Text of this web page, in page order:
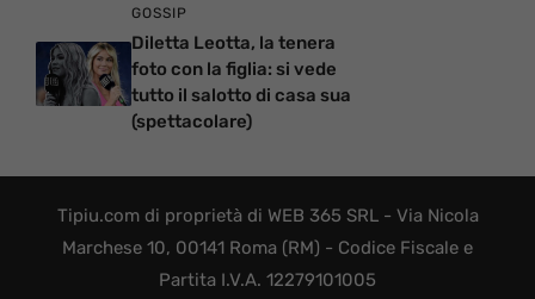
GOSSIP
Diletta Leotta, la tenera
foto con la figlia: si vede
tutto il salotto di casa sua
(spettacolare)
Tipiu.com di proprietà di WEB 365 SRL - Via Nicola
Marchese 10, 00141 Roma (RM) - Codice Fiscale e
Partita I.V.A. 12279101005